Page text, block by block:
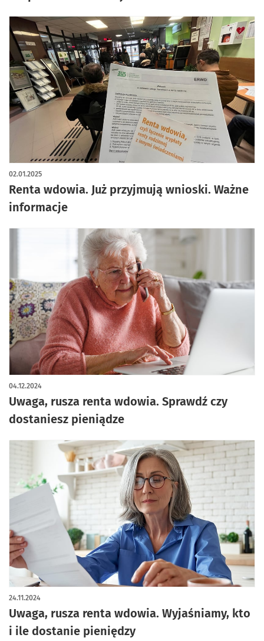
Renta wdowia. Już przyjmują wnioski. Ważne
informacje
02.01.2025
Uwaga, rusza renta wdowia. Sprawdź czy
dostaniesz pieniądze
04.12.2024
Uwaga, rusza renta wdowia. Wyjaśniamy, kto
i ile dostanie pieniędzy
24.11.2024